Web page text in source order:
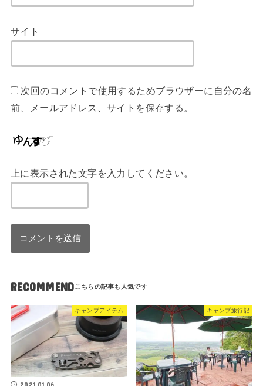
サイト
次回のコメントで使用するためブラウザーに自分の名
前、メールアドレス、サイトを保存する。
上に表示された文字を入力してください。
RECOMMEND
キャンプアイテム キャンプ旅行記